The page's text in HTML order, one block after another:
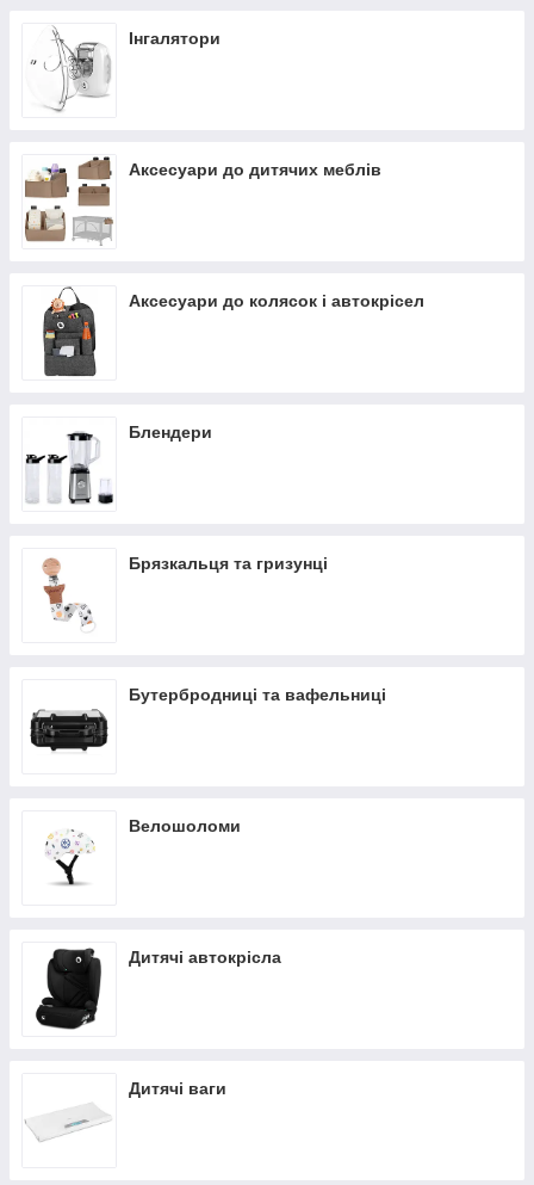
Інгалятори
Аксесуари до дитячих меблів
Аксесуари до колясок і автокрісел
Блендери
Брязкальця та гризунці
Бутербродниці та вафельниці
Велошоломи
Дитячі автокрісла
Дитячі ваги